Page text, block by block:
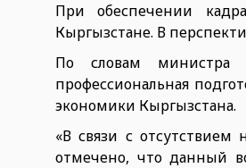
При обеспечении
Кыргызстане. В
По словам министра
профессиональная
экономики Кыргызстана.
«В связи с
отмечено, что данный